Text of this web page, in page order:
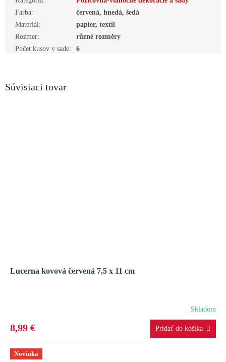
Súvisiaci tovar
Lucerna kovová červená 7,5 x 11 cm
Skladom
8,99 €
Novinka
Farba:
červená, hnedá, šedá
Materiál :
papier, textil
Rozmer:
různé rozměry
Počet kusov v sade: 6